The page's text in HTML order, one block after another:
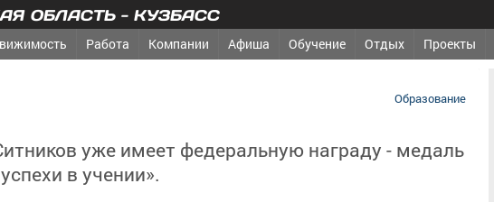
ОБЛАСТЬ - КУЗБАСС
Работа Компании Афиша Обучение Отдых Проекты
Образование
уже имеет федеральную награду - медаль
в учении».